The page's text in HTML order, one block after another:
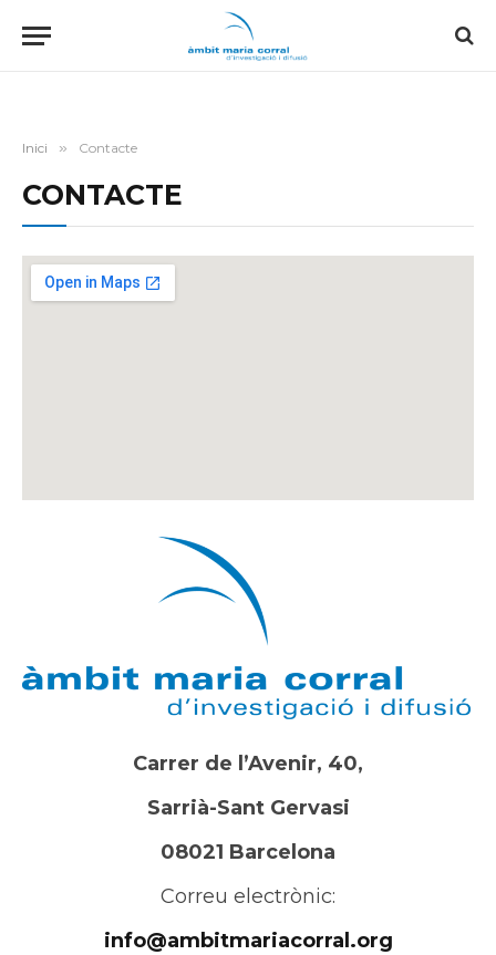
Inici » Contacte
CONTACTE
Carrer de l’Avenir, 40,
Sarrià-Sant Gervasi
08021 Barcelona
Correu electrònic:
info@ambitmariacorral.org